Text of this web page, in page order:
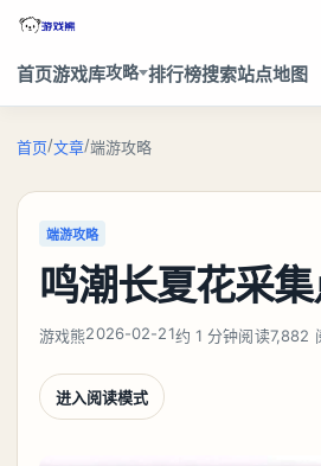
首页游戏库攻略 排行榜搜索站点地图
首页/文章/端游攻略
端游攻略
鸣潮长夏花采
游戏熊2026-02-21约 1 分钟阅读7,882
进入阅读模式